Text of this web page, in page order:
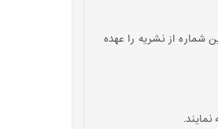
شماره از نشریه را عهده